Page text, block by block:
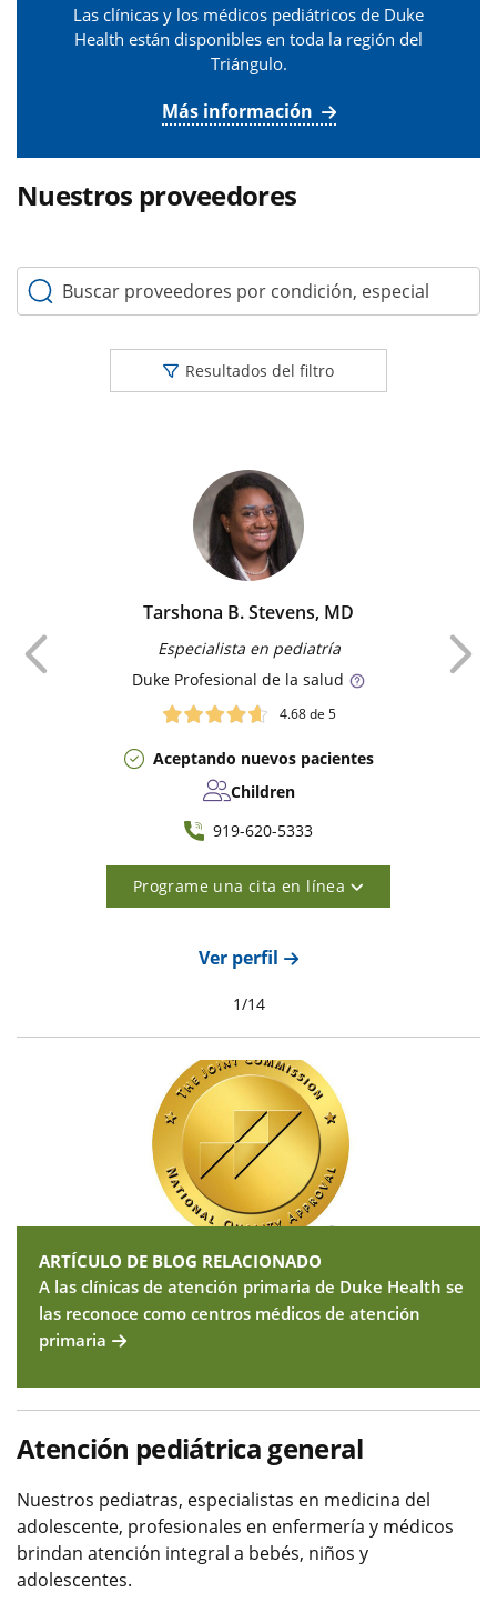
Las clínicas y los médicos pediátricos de Duke
Health están disponibles en toda la región del
Triángulo.
Más información
Nuestros proveedores
Buscar proveedores por condición, especialidad o
Resultados del filtro
Tarshona B. Stevens, MD
Especialista en pediatría
Duke Profesional de la salud
4.68de 5
Aceptando nuevos pacientes
Children
919-620-5333
Programe una cita en línea
Ver perfil
Anterior
1/14
ARTÍCULO DE BLOG RELACIONADO
A las clínicas de atención primaria de Duke Health se
las reconoce como centros médicos de atención
primaria
Atención pediátrica general
Nuestros pediatras, especialistas en medicina del
adolescente, profesionales en enfermería y médicos
brindan atención integral a bebés, niños y
adolescentes.